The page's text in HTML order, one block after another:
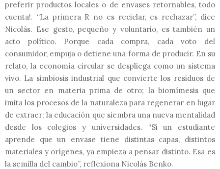
preferir productos locales o de envases retornables, todo
cuenta!. “La primera R no es reciclar, es rechazar”, dice
Nicolás. Ese gesto, pequeño y voluntario, es también un
acto político. Porque cada compra, cada voto del
consumidor, empuja o detiene una forma de producir. En su
relato, la economía circular se despliega como un sistema
vivo. La simbiosis industrial que convierte los residuos de
un sector en materia prima de otro; la biomímesis que
imita los procesos de la naturaleza para regenerar en lugar
de extraer; la educación que siembra una nueva mentalidad
desde los colegios y universidades. “Si un estudiante
aprende que un envase tiene distintas capas, distintos
materiales y orígenes, ya empieza a pensar distinto. Esa es
la semilla del cambio”, reflexiona Nicolás Benko.